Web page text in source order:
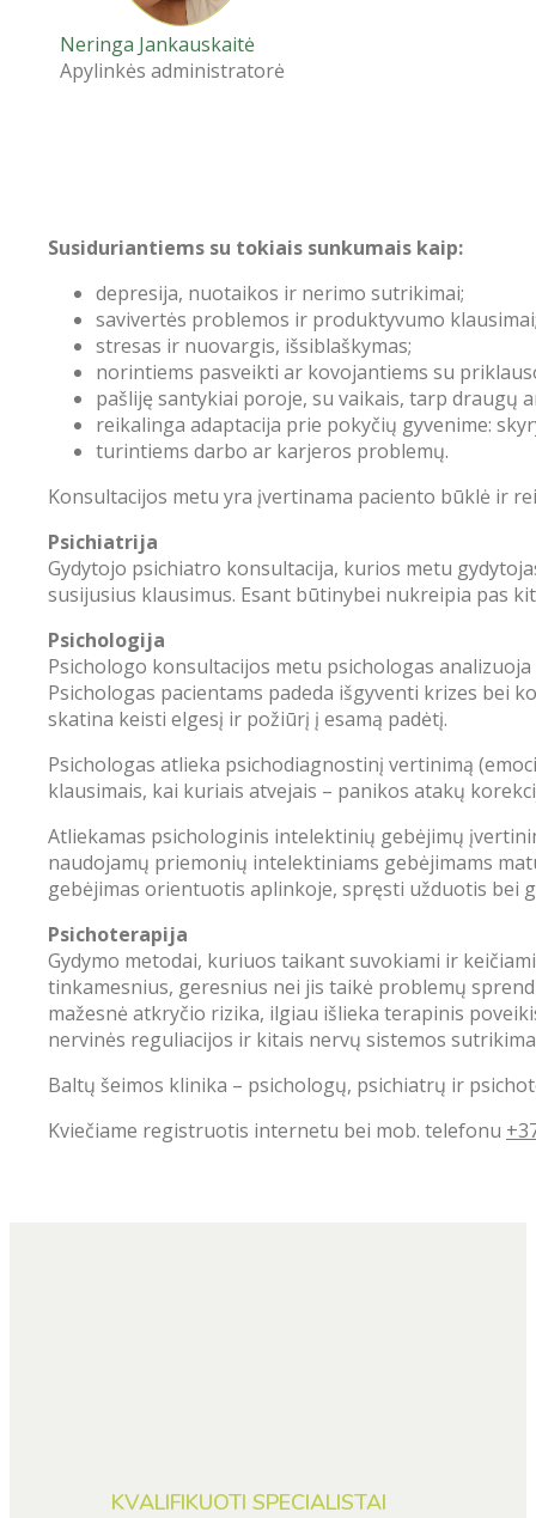
Neringa Jankauskaitė
Apylinkės administratorė
Susiduriantiems su tokiais sunkumais kaip:
depresija, nuotaikos ir nerimo sutrikimai;
savivertės problemos ir produktyvumo
stresas ir nuovargis, išsiblaškymas;
norintiems pasveikti ar kovojantiems su
pašliję santykiai poroje, su vaikais, tarp draugų
reikalinga adaptacija prie pokyčių gyvenime:
turintiems darbo ar karjeros problemų.
Konsultacijos metu yra įvertinama paciento būklė ir
Psichiatrija
Gydytojo psichiatro konsultacija, kurios metu
susijusius klausimus. Esant būtinybei nukreipia pas
Psichologija
Psichologo konsultacijos metu psichologas
Psichologas pacientams padeda išgyventi krizes bei
skatina keisti elgesį ir požiūrį į esamą padėtį.
Psichologas atlieka psichodiagnostinį vertinimą
klausimais, kai kuriais atvejais – panikos atakų
Atliekamas psichologinis intelektinių gebėjimų
naudojamų priemonių intelektiniams gebėjimams
gebėjimas orientuotis aplinkoje, spręsti užduotis bei
Psichoterapija
Gydymo metodai, kuriuos taikant suvokiami ir
tinkamesnius, geresnius nei jis taikė problemų
mažesnė atkryčio rizika, ilgiau išlieka terapinis
nervinės reguliacijos ir kitais nervų sistemos
Baltų šeimos klinika – psichologų, psichiatrų ir
Kviečiame registruotis internetu bei mob. telefonu
KVALIFIKUOTI SPECIALISTAI